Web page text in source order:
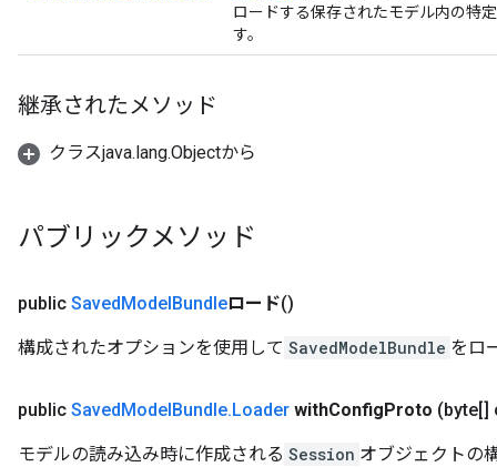
ロードする保存されたモデル内の特
す。
継承されたメソッド
クラスjava.lang.Objectから
パブリックメソッド
public SavedModelBundleロード()
構成されたオプションを使用して SavedModelBundle をロ
public SavedModelBundle.Loader withConfigProto (byte[]
モデルの読み込み時に作成される Session オブジェクトの